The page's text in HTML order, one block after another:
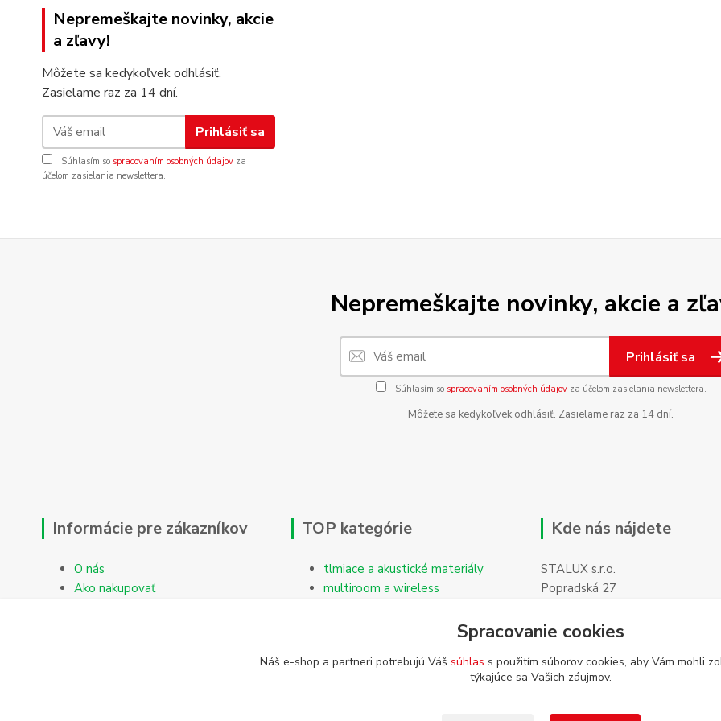
Nepremeškajte novinky, akcie
a zľavy!
Môžete sa kedykoľvek odhlásiť.
Zasielame raz za 14 dní.
Prihlásiť sa
Súhlasím so spracovaním osobných údajov za
účelom zasielania newslettera.
Nepremeškajte novinky, akcie a
Prihlásiť sa
Súhlasím so spracovaním osobných údajovza účelom zasielania newslettera.
Môžete sa kedykoľvek odhlásiť. Zasielame raz za 14 dní.
Informácie pre zákazníkov
O nás
Ako nakupovať
TOP kategórie
tlmiace a akustické materiály
multiroom a wireless
Kde nás nájdete
STALUX s.r.o.
Popradská 27
Spracovanie cookies
Náš e-shop a partneri potrebujú Váš súhlas s použitím súborov cookies, aby Vám mohli
týkajúce sa Vašich záujmov.